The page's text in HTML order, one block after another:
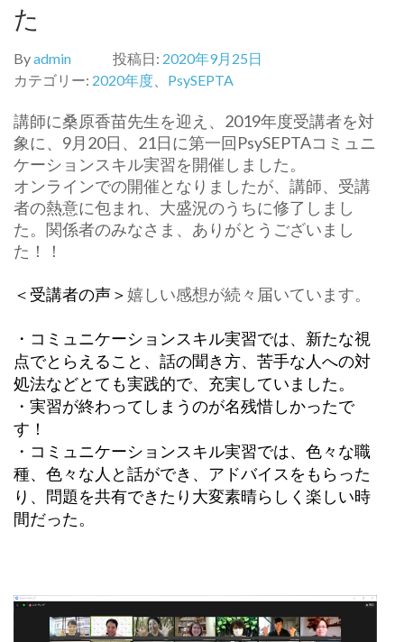
た
Byadmin 投稿日: 2020年9月25日
カテゴリー: 2020年度 PsySEPTA
講師に桑原香苗先生を迎え、2019年度受講者を対
象に、 9月20日、 21日に第一回PsySEPTAコミュニ
ケーションスキル実習を開催しました。
オンラインでの開催となりましたが、講師、 受講
者の熱意に包まれ、大盛況のうちに修了しまし
た。 関係者のみなさま、ありがとうございまし
た！！
＜受講者の声＞ 嬉しい感想が続々届いています。
・コミュニケーションスキル実習では、 新たな視
点でとらえること、話の聞き方、 苦手な人への対
処法などとても実践的で、充実していました。
・実習が終わってしまうのが名残惜しかったで
す！
・コミュニケーションスキル実習では、色々な職
種、 色々な人と話ができ、アドバイスをもらった
り、 問題を共有できたり大変素晴らしく楽しい時
間だった。